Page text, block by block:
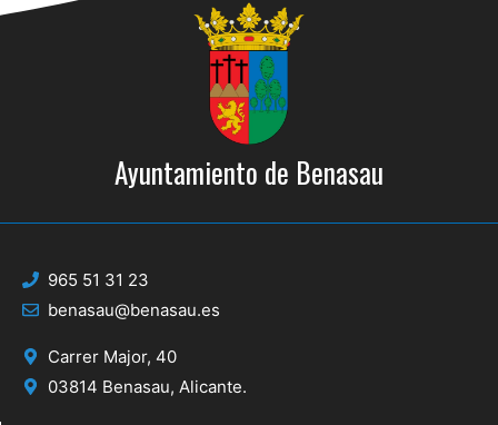
Ayuntamiento de Benasau
965 51 31 23
benasau@benasau.es
Carrer Major, 40
03814 Benasau, Alicante.